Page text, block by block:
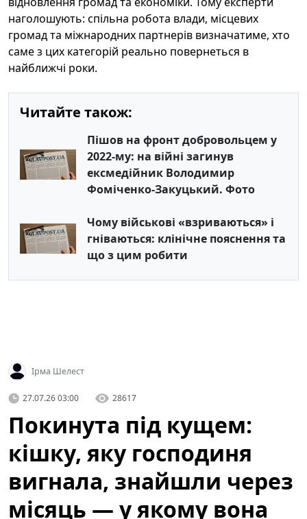
наголошують: спільна робота влади, місцевих
громад та міжнародних партнерів визначатиме, хто
саме з цих категорій реально повернеться в
найближчі роки.
Читайте також:
Пішов на фронт добровольцем у
2022-му: на війні загинув
ексмедійник Володимир
Фоміченко-Закуцький. Фото
Чому військові «взриваються» і
гніваються: клінічне пояснення та
що з цим робити
Ірма Шелест
27.07.26 03:00 28617
Покинута під кущем:
кішку, яку господиня
вигнала, знайшли через
місяць — у якому вона